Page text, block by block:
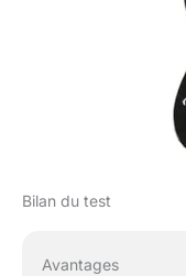
Bilan du test
Avantages